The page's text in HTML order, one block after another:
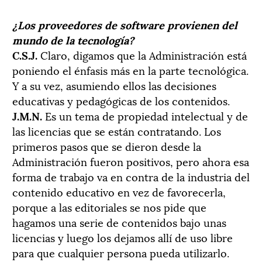
¿Los proveedores de software provienen del
mundo de la tecnología?
C.S.J.Claro, digamos que la Administración está
poniendo el énfasis más en la parte tecnológica.
Y a su vez, asumiendo ellos las decisiones
educativas y pedagógicas de los contenidos.
J.M.N. Es un tema de propiedad intelectual y de
las licencias que se están contratando. Los
primeros pasos que se dieron desde la
Administración fueron positivos, pero ahora esa
forma de trabajo va en contra de la industria del
contenido educativo en vez de favorecerla,
porque a las editoriales se nos pide que
hagamos una serie de contenidos bajo unas
licencias y luego los dejamos allí de uso libre
para que cualquier persona pueda utilizarlo.